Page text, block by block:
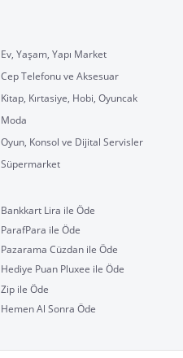
Ev, Yaşam, Yapı Market
Cep Telefonu ve Aksesuar
Kitap, Kırtasiye, Hobi, Oyuncak
Moda
Oyun, Konsol ve Dijital Servisler
Süpermarket
Bankkart Lira ile Öde
ParafPara ile Öde
Pazarama Cüzdan ile Öde
Hediye Puan Pluxee ile Öde
Zip ile Öde
Hemen Al Sonra Öde